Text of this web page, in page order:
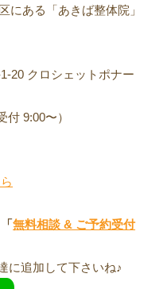
にある「あきば整体院」
20 クロシェットポナー
9:00〜）
「無料相談 & ご予約受付
に追加して下さいね♪